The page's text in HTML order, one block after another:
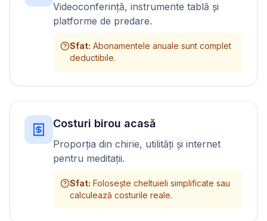
Videoconferință, instrumente tablă și
platforme de predare.
Sfat: Abonamentele anuale sunt complet
deductibile.
Costuri birou acasă
Proporția din chirie, utilități și internet
pentru meditații.
Sfat: Folosește cheltuieli simplificate sau
calculează costurile reale.